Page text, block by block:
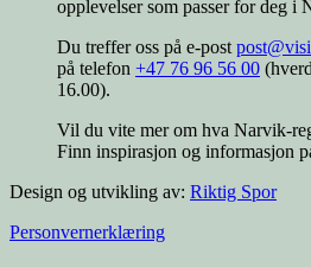
opplevelser som passer for deg i
Du treffer oss på e-post
på telefon +47 76 96 56 00
16.00).
Vil du vite mer om hva Narvik-
Finn inspirasjon og informasjon
Design og utvikling av: Riktig Spor
Personvernerklæring